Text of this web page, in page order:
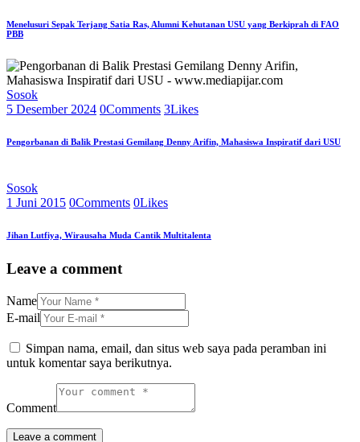
Menelusuri Sepak Terjang Satia Ras, Alumni Kehutanan USU yang Berkiprah di FAO
PBB
Sosok
5 Desember 2024 0Comments 3Likes
Pengorbanan di Balik Prestasi Gemilang Denny Arifin, Mahasiswa Inspiratif dari USU
Sosok
1 Juni 2015 0Comments 0Likes
Jihan Lutfiya, Wirausaha Muda Cantik Multitalenta
Leave a comment
Name
E-mail
Simpan nama, email, dan situs web saya pada peramban ini
untuk komentar saya berikutnya.
Comment